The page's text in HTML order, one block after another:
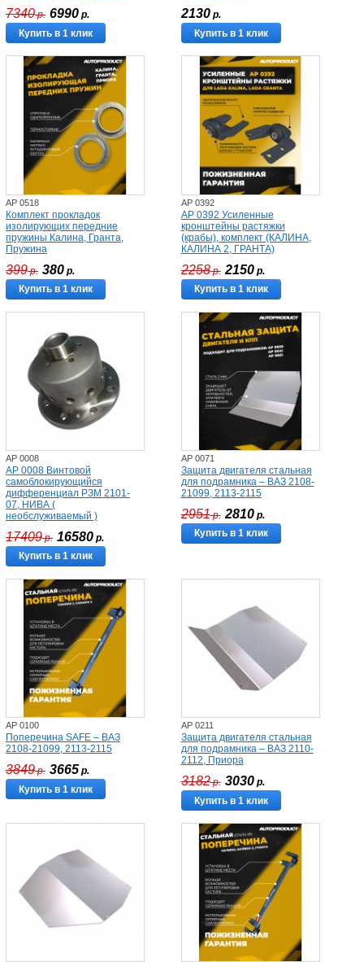
7340р. 6990 р.
Купить в 1 клик
2130р.
Купить в 1 клик
AP 0518
Комплект прокладок
изолирующих передние
пружины Калина, Гранта,
Пружина
399р. 380 р.
Купить в 1 клик
AP 0392
AP 0392 Усиленные
кронштейны растяжки
(крабы), комплект (КАЛИНА,
КАЛИНА 2, ГРАНТА)
2258р. 2150р.
Купить в 1 клик
AP 0008
AP 0008 Винтовой
самоблокирующийся
дифференциал РЗМ 2101-
07, НИВА (
необслуживаемый )
17409р. 16580 р.
Купить в 1 клик
AP 0071
Защита двигателя стальная
для подрамника – ВАЗ 2108-
21099, 2113-2115
2951р. 2810р.
Купить в 1 клик
AP 0100
Поперечина SAFE – ВАЗ
2108-21099, 2113-2115
3849р. 3665 р.
Купить в 1 клик
AP 0211
Защита двигателя стальная
для подрамника – ВАЗ 2110-
2112, Приора
3182р. 3030р.
Купить в 1 клик